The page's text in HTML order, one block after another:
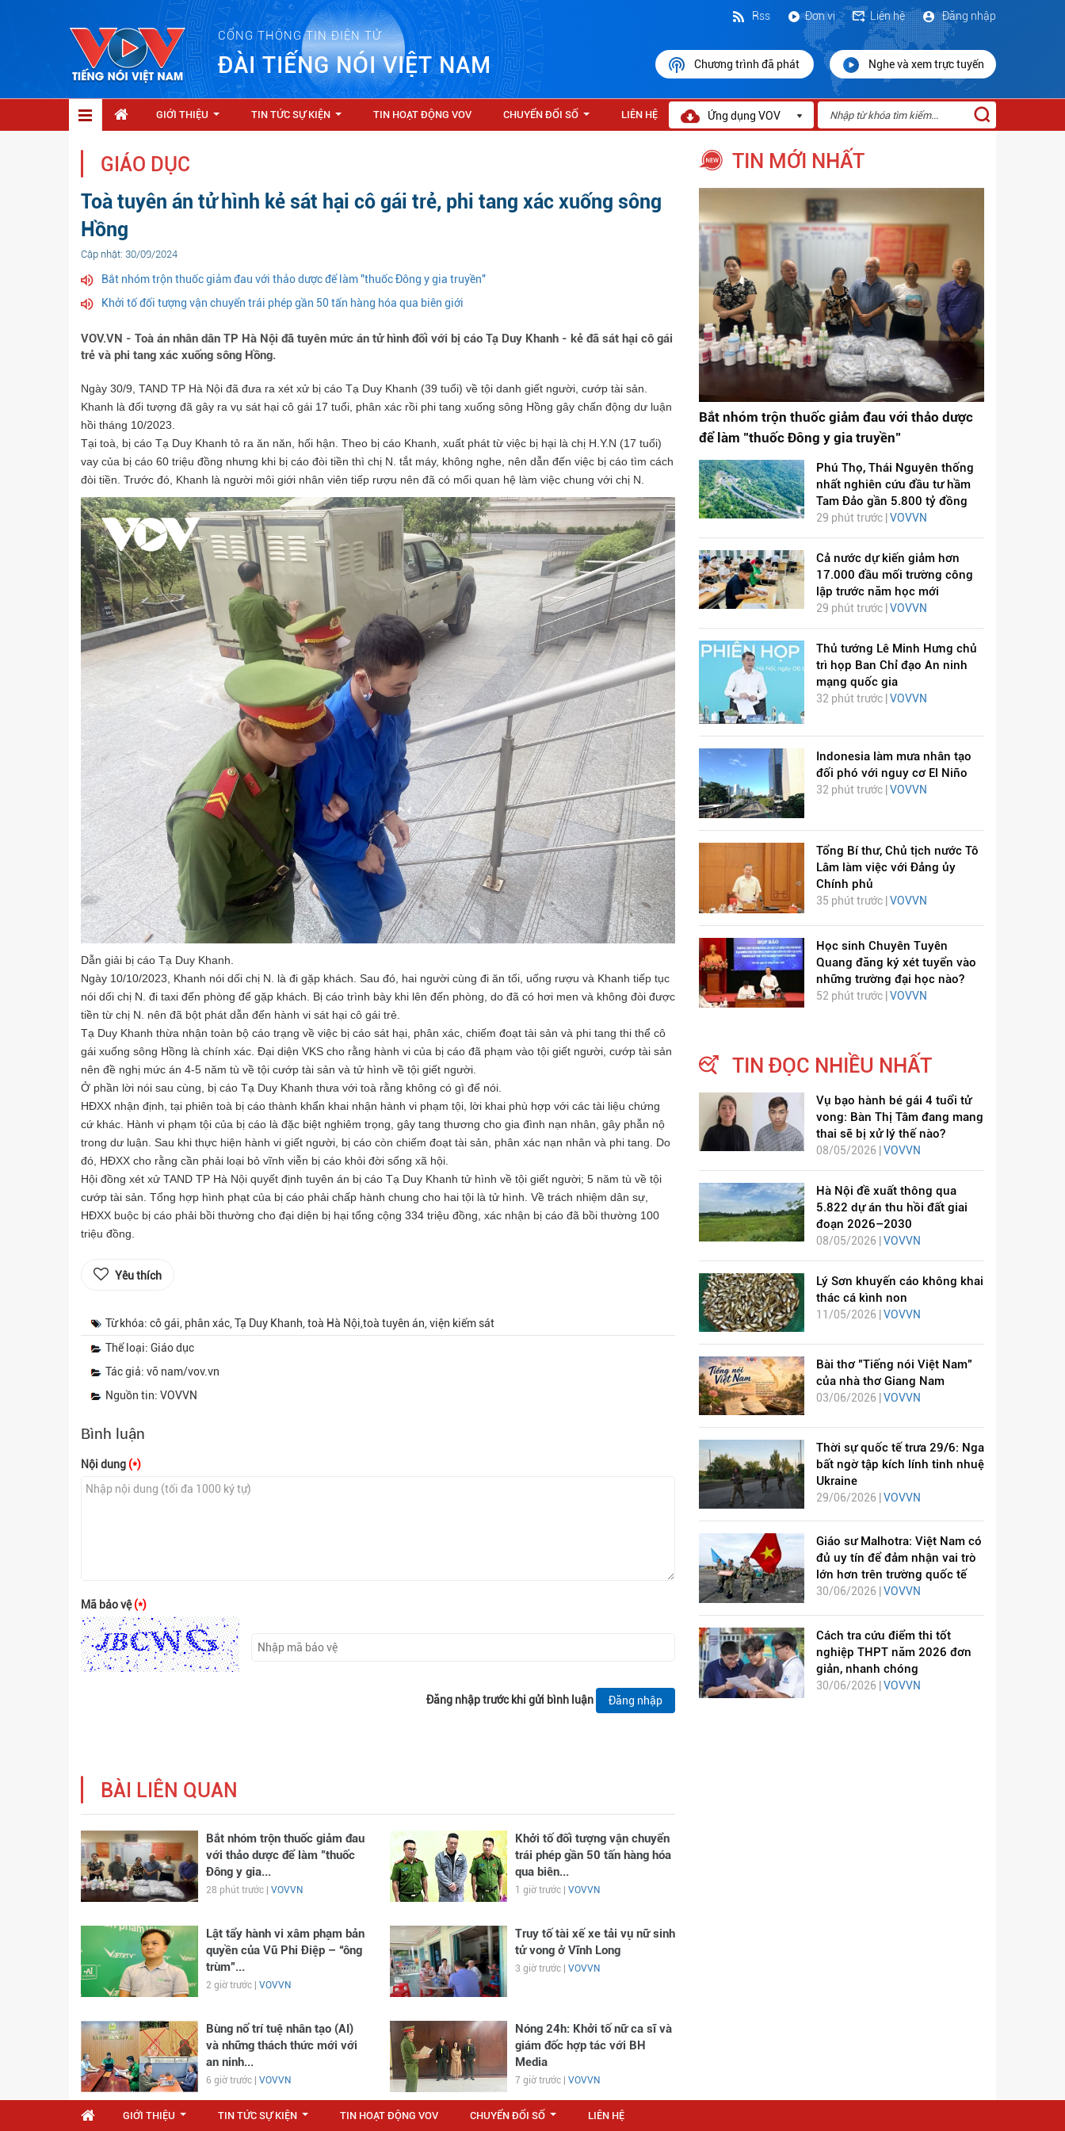
CỔNG THÔNG TIN ĐIỆN TỬ
ĐÀI TIẾNG NÓI VIỆT NAM
Đăng nhập
Liên hệ
Đơn vị
Rss
Chương trình đã phát Nghe và xem trực tuyến
GIỚI THIỆU TIN TỨC SỰ KIỆN TIN HOẠT ĐỘNG VOV CHUYỂN ĐỔI SỐ LIÊN HỆ Ứng dụng VOV
GIÁO DỤC
Toà tuyên án tử hình kẻ sát hại cô gái trẻ, phi tang xác xuống sông
Hồng
Cập nhật: 30/09/2024
Bắt nhóm trộn thuốc giảm đau với thảo dược để làm "thuốc Đông y gia truyền"
Khởi tố đối tượng vận chuyển trái phép gần 50 tấn hàng hóa qua biên giới
VOV.VN - Toà án nhân dân TP Hà Nội đã tuyên mức án tử hình đối với bị cáo Tạ Duy Khanh - kẻ đã sát hại cô gái
trẻ và phi tang xác xuống sông Hồng.
Ngày 30/9, TAND TP Hà Nội đã đưa ra xét xử bị cáo Tạ Duy Khanh (39 tuổi) về tội danh giết người, cướp tài sản.
Khanh là đối tượng đã gây ra vụ sát hại cô gái 17 tuổi, phân xác rồi phi tang xuống sông Hồng gây chấn động dư luận
hồi tháng 10/2023.
Tại toà, bị cáo Tạ Duy Khanh tỏ ra ăn năn, hối hận. Theo bị cáo Khanh, xuất phát từ việc bị hại là chị H.Y.N (17 tuổi)
vay của bị cáo 60 triệu đồng nhưng khi bị cáo đòi tiền thì chị N. tắt máy, không nghe, nên dẫn đến việc bị cáo tìm cách
đòi tiền. Trước đó, Khanh là người môi giới nhân viên tiếp rượu nên đã có mối quan hệ làm việc chung với chị N.
Dẫn giải bị cáo Tạ Duy Khanh.
Ngày 10/10/2023, Khanh nói dối chị N. là đi gặp khách. Sau đó, hai người cùng đi ăn tối, uống rượu và Khanh tiếp tục
nói dối chị N. đi taxi đến phòng để gặp khách. Bị cáo trình bày khi lên đến phòng, do đã có hơi men và không đòi được
tiền từ chị N. nên đã bột phát dẫn đến hành vi sát hại cô gái trẻ.
Tạ Duy Khanh thừa nhận toàn bộ cáo trạng về việc bị cáo sát hại, phân xác, chiếm đoạt tài sản và phi tang thi thể cô
gái xuống sông Hồng là chính xác. Đại diện VKS cho rằng hành vi của bị cáo đã phạm vào tội giết người, cướp tài sản
nên đề nghị mức án 4-5 năm tù về tội cướp tài sản và tử hình về tội giết người.
Ở phần lời nói sau cùng, bị cáo Tạ Duy Khanh thưa với toà rằng không có gì để nói.
HĐXX nhận định, tại phiên toà bị cáo thành khẩn khai nhận hành vi phạm tội, lời khai phù hợp với các tài liệu chứng
cứ khác. Hành vi phạm tội của bị cáo là đặc biệt nghiêm trọng, gây tang thương cho gia đình nạn nhân, gây phẫn nộ
trong dư luận. Sau khi thực hiện hành vi giết người, bị cáo còn chiếm đoạt tài sản, phân xác nạn nhân và phi tang. Do
đó, HĐXX cho rằng cần phải loại bỏ vĩnh viễn bị cáo khỏi đời sống xã hội.
Hội đồng xét xử TAND TP Hà Nội quyết định tuyên án bị cáo Tạ Duy Khanh tử hình về tội giết người; 5 năm tù về tội
cướp tài sản. Tổng hợp hình phạt của bị cáo phải chấp hành chung cho hai tội là tử hình. Về trách nhiệm dân sự,
HĐXX buộc bị cáo phải bồi thường cho đại diện bị hại tổng cộng 334 triệu đồng, xác nhận bị cáo đã bồi thường 100
triệu đồng.
Yêu thích
Từ khóa: cô gái, phân xác, Tạ Duy Khanh, toà Hà Nội,toà tuyên án, viện kiểm sát
Thể loại: Giáo dục
Tác giả: võ nam/vov.vn
Nguồn tin: VOVVN
Bình luận
Nội dung (*)
Mã bảo vệ(*)
Đăng nhập trước khi gửi bình luận Đăng nhập
BÀI LIÊN QUAN
Bắt nhóm trộn thuốc giảm đau
với thảo dược để làm "thuốc
Đông y gia...
28 phút trước | VOVVN
Khởi tố đối tượng vận chuyển
trái phép gần 50 tấn hàng hóa
qua biên...
1 giờ trước | VOVVN
Lật tẩy hành vi xâm phạm bản
quyền của Vũ Phi Điệp – “ông
trùm”...
2 giờ trước | VOVVN
Truy tố tài xế xe tải vụ nữ sinh
tử vong ở Vĩnh Long
3 giờ trước | VOVVN
Bùng nổ trí tuệ nhân tạo (AI)
và những thách thức mới với
an ninh...
6 giờ trước | VOVVN
Nóng 24h: Khởi tố nữ ca sĩ và
giám đốc hợp tác với BH
Media
7 giờ trước | VOVVN
TIN MỚI NHẤT
Bắt nhóm trộn thuốc giảm đau với thảo dược
để làm "thuốc Đông y gia truyền"
Phú Thọ, Thái Nguyên thống
nhất nghiên cứu đầu tư hầm
Tam Đảo gần 5.800 tỷ đồng
29 phút trước | VOVVN
Cả nước dự kiến giảm hơn
17.000 đầu mối trường công
lập trước năm học mới
29 phút trước | VOVVN
Thủ tướng Lê Minh Hưng chủ
trì họp Ban Chỉ đạo An ninh
mạng quốc gia
32 phút trước | VOVVN
Indonesia làm mưa nhân tạo
đối phó với nguy cơ El Niño
32 phút trước | VOVVN
Tổng Bí thư, Chủ tịch nước Tô
Lâm làm việc với Đảng ủy
Chính phủ
35 phút trước | VOVVN
Học sinh Chuyên Tuyên
Quang đăng ký xét tuyển vào
những trường đại học nào?
52 phút trước | VOVVN
TIN ĐỌC NHIỀU NHẤT
Vụ bạo hành bé gái 4 tuổi tử
vong: Bàn Thị Tâm đang mang
thai sẽ bị xử lý thế nào?
08/05/2026 | VOVVN
Hà Nội đề xuất thông qua
5.822 dự án thu hồi đất giai
đoạn 2026–2030
08/05/2026 | VOVVN
Lý Sơn khuyến cáo không khai
thác cá kình non
11/05/2026 | VOVVN
Bài thơ "Tiếng nói Việt Nam"
của nhà thơ Giang Nam
03/06/2026 | VOVVN
Thời sự quốc tế trưa 29/6: Nga
bất ngờ tập kích lính tinh nhuệ
Ukraine
29/06/2026 | VOVVN
Giáo sư Malhotra: Việt Nam có
đủ uy tín để đảm nhận vai trò
lớn hơn trên trường quốc tế
30/06/2026 | VOVVN
Cách tra cứu điểm thi tốt
nghiệp THPT năm 2026 đơn
giản, nhanh chóng
30/06/2026 | VOVVN
GIỚI THIỆU TIN TỨC SỰ KIỆN TIN HOẠT ĐỘNG VOV CHUYỂN ĐỔI SỐ LIÊN HỆ